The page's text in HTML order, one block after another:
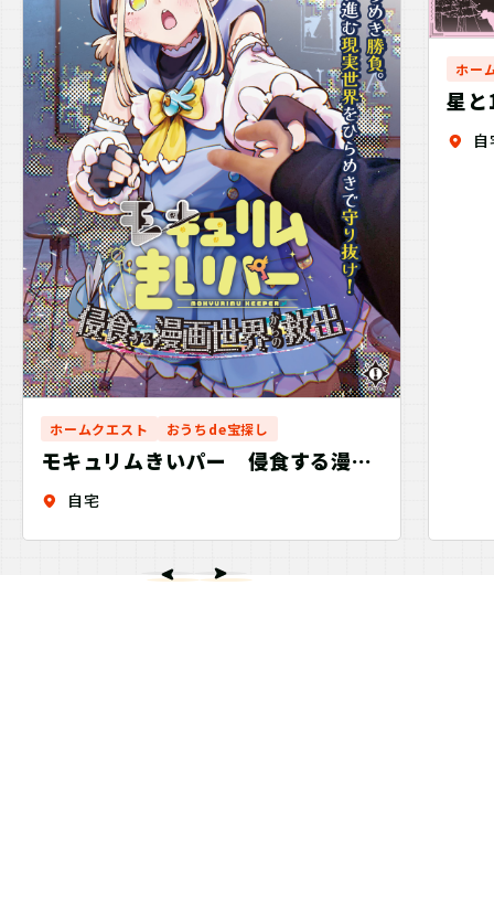
ホームクエスト おうちde宝探し
モキュリムきいパー 侵食する漫画
世界からの救出
自宅
ホー
星
森